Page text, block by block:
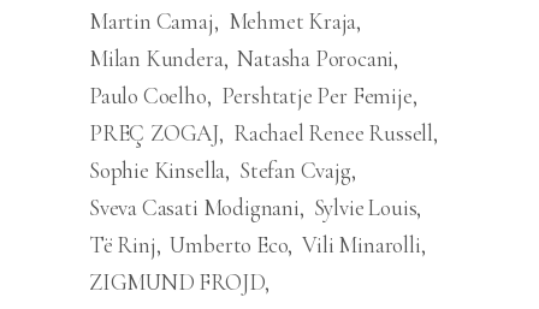
Martin Camaj
Mehmet Kraja
Milan Kundera Natasha Porocani
Paulo Coelho
Pershtatje Per Femije
PREÇ ZOGAJ
Rachael Renee Russell
Sophie Kinsella Stefan Cvajg
Sveva Casati Modignani
Sylvie Louis
Të Rinj Umberto Eco Vili Minarolli
ZIGMUND FROJD